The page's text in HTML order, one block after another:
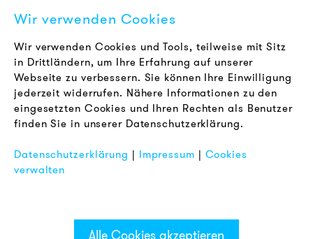
Karriere
Newsletter
RECHTLICHES
AGB
Datenschutz
FAQ
Wir verwenden Cookies
Wir verwenden Cookies und Tools, teilweise mit Sitz
in Drittländern, um Ihre Erfahrung auf unserer
Webseite zu verbessern. Sie können Ihre Einwilligung
jederzeit widerrufen. Nähere Informationen zu den
eingesetzten Cookies und Ihren Rechten als Benutzer
finden Sie in unserer Datenschutzerklärung.
Datenschutzerklärung | Impressum | Cookies
verwalten